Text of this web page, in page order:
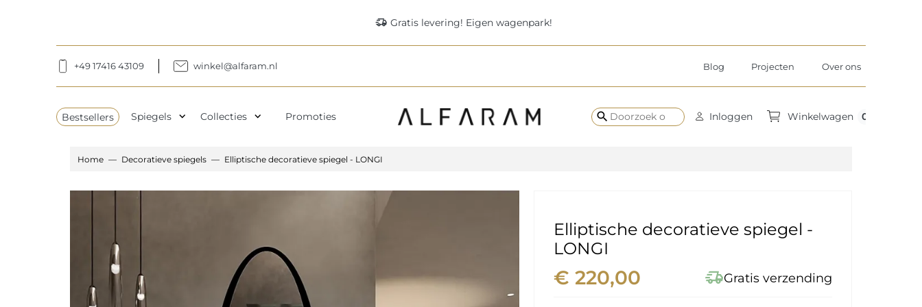
delivery_truck_speed Gratis levering! Eigen wagenpark!
+49 17416 43109 winkel@alfaram.nl Blog Projecten Over ons
Bestsellers Spiegels expand_more Collecties expand_more Promoties search Inloggen Winkelwagen 0
Home Decoratieve spiegels Elliptische decoratieve spiegel - LONGI
Elliptische decoratieve spiegel -
LONGI
€ 220,00 delivery_truck_speedGratis verzending